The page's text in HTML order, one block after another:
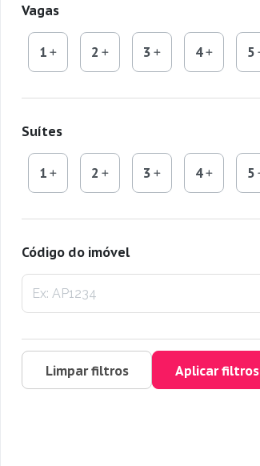
Vagas
1 2 3 4 5
Suítes
1 2 3 4 5
Código do imóvel
Limpar filtros Aplicar filtros